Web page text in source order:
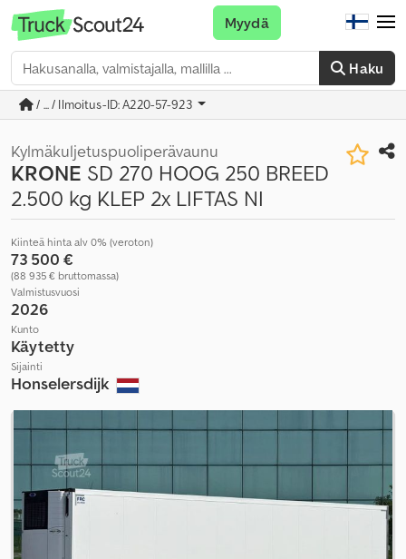
Haku
Myydä
/ ... / Ilmoitus-ID: A220-57-923
Kylmäkuljetuspuoliperävaunu
KRONE SD 270 HOOG 250 BREED
2.500 kg KLEP 2x LIFTAS NI
Kiinteä hinta alv 0% (veroton)
73 500 €
(88 935 € bruttomassa)
Valmistusvuosi
2026
Kunto
Käytetty
Sijainti
Honselersdijk